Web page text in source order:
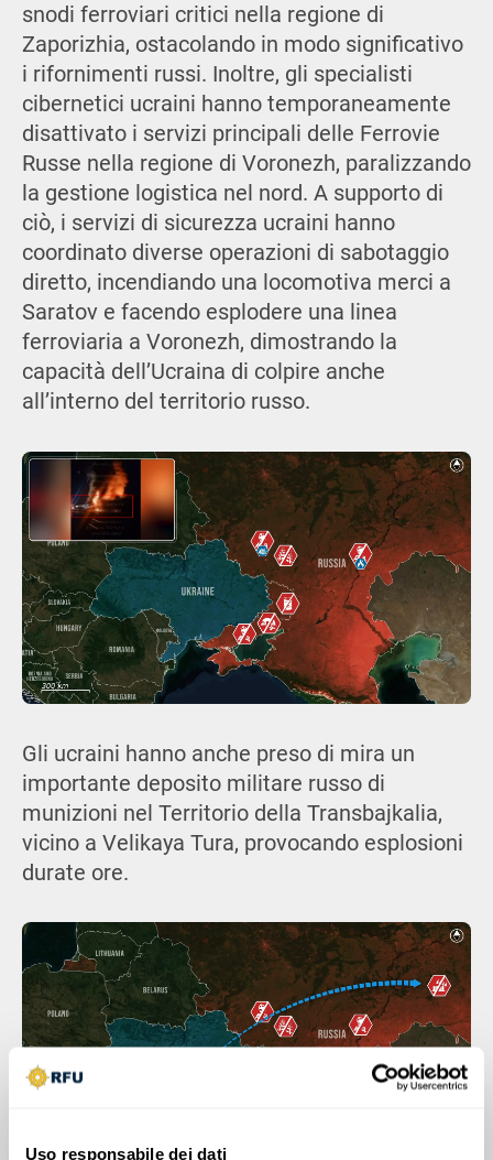
Uso responsabile dei dati
snodi ferroviari critici nella regione di
Zaporizhia, ostacolando in modo significativo
i rifornimenti russi. Inoltre, gli specialisti
cibernetici ucraini hanno temporaneamente
disattivato i servizi principali delle Ferrovie
Russe nella regione di Voronezh, paralizzando
la gestione logistica nel nord. A supporto di
ciò, i servizi di sicurezza ucraini hanno
coordinato diverse operazioni di sabotaggio
diretto, incendiando una locomotiva merci a
Saratov e facendo esplodere una linea
ferroviaria a Voronezh, dimostrando la
capacità dell’Ucraina di colpire anche
all’interno del territorio russo.
Gli ucraini hanno anche preso di mira un
importante deposito militare russo di
munizioni nel Territorio della Transbajkalia,
vicino a Velikaya Tura, provocando esplosioni
durate ore.